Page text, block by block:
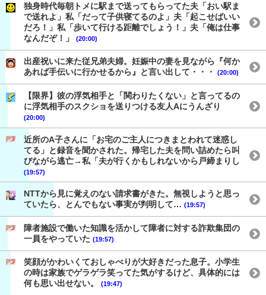
独身時代毎朝トメに駅まで送ってもらってた夫「おい駅ま
で送れよ」私「だって子供寝てるのよ」夫「起こせばいい
だろ！」私「歩いて行ける距離でしょう！」夫「俺は仕事
なんだぞ！」
(20:00)
出産祝いに来た従兄弟夫婦。妊娠中の妻を見ながら『何か
あれば手伝いに行かせるから』と言い出して・・・
(20:00)
【限界】彼の浮気相手と「関わりたくない」と言ってるの
に浮気相手のスクショを送りつける友人Aにうんざり
(20:00)
近所のA子さんに「お宅のご主人につきまとわれて迷惑し
てる」と録音を聞かされた。帰宅した夫を問い詰めたら叫
びながら逃亡→私「夫が行くかもしれないから戸締まりし
(19:57)
NTTから見に覚えのない請求書がきた。無視しようと思っ
ていたら、とんでもない事実が判明して… (19:57)
障者施設で働いた知識を活かして障者に対する詐欺集団の
一員をやっていた (19:57)
笑顔がかわいくておしゃべりが大好きだった息子。小学生
の時は家族でゲラゲラ笑ってた気がするけど、具体的には
何も思い出せない。
(19:47)